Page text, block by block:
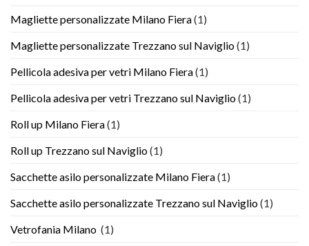
Magliette personalizzate Milano Fiera(1)
Magliette personalizzate Trezzano sul Naviglio(1)
Pellicola adesiva per vetri Milano Fiera(1)
Pellicola adesiva per vetri Trezzano sul Naviglio(1)
Roll up Milano Fiera(1)
Roll up Trezzano sul Naviglio(1)
Sacchette asilo personalizzate Milano Fiera(1)
Sacchette asilo personalizzate Trezzano sul Naviglio(1)
Vetrofania Milano (1)